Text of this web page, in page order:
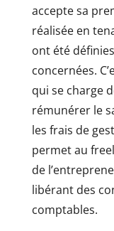
accepte sa
réalisée en
ont été
concernées.
qui se charge
rémunérer le
les frais de
permet au
de
libérant des
comptables.